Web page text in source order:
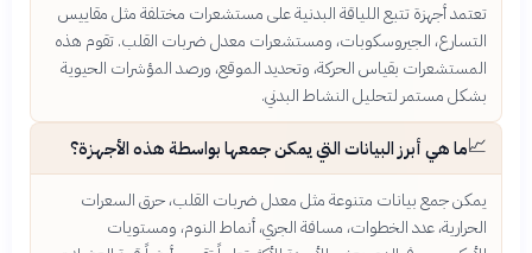
تعتمد أجهزة تتبع اللياقة البدنية على مستشعرات مختلفة مثل مقاييس
التسارع، الجيروسكوبات، ومستشعرات معدل ضربات القلب. تقوم هذه
المستشعرات بقياس الحركة، وتحديد الموقع، ورصد المؤشرات الحيوية
بشكل مستمر لتحليل النشاط البدني.
📈ما هي أبرز البيانات التي يمكن جمعها بواسطة هذه الأجهزة؟
يمكن جمع بيانات متنوعة مثل معدل ضربات القلب، حرق السعرات
الحرارية، عدد الخطوات، مسافة الجري، أنماط النوم، ومستويات